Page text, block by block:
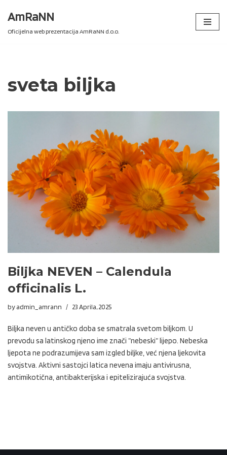
Skip
AmRaNN
Oficijelna web prezentacija AmRaNN d.o.o.
sveta biljka
Biljka NEVEN – Calendula
officinalis L.
byadmin_amrann 23 Aprila, 2025
Biljka neven u antičko doba se smatrala svetom biljkom. U
prevodu sa latinskog njeno ime znači ”nebeski” lijepo. Nebeska
ljepota ne podrazumijeva sam izgled biljke, već njena ljekovita
svojstva. Aktivni sastojci latica nevena imaju antivirusna,
antimikotična, antibakterijska i epitelizirajuća svojstva.